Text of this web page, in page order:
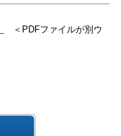
＜PDFファイルが別ウ